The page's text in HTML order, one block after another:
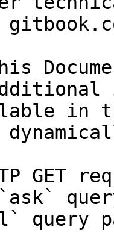
in
GET
query